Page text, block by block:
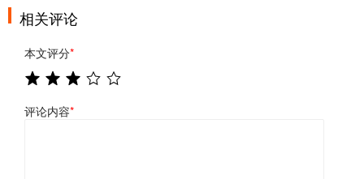
相关评论
本文评分*
评论内容*